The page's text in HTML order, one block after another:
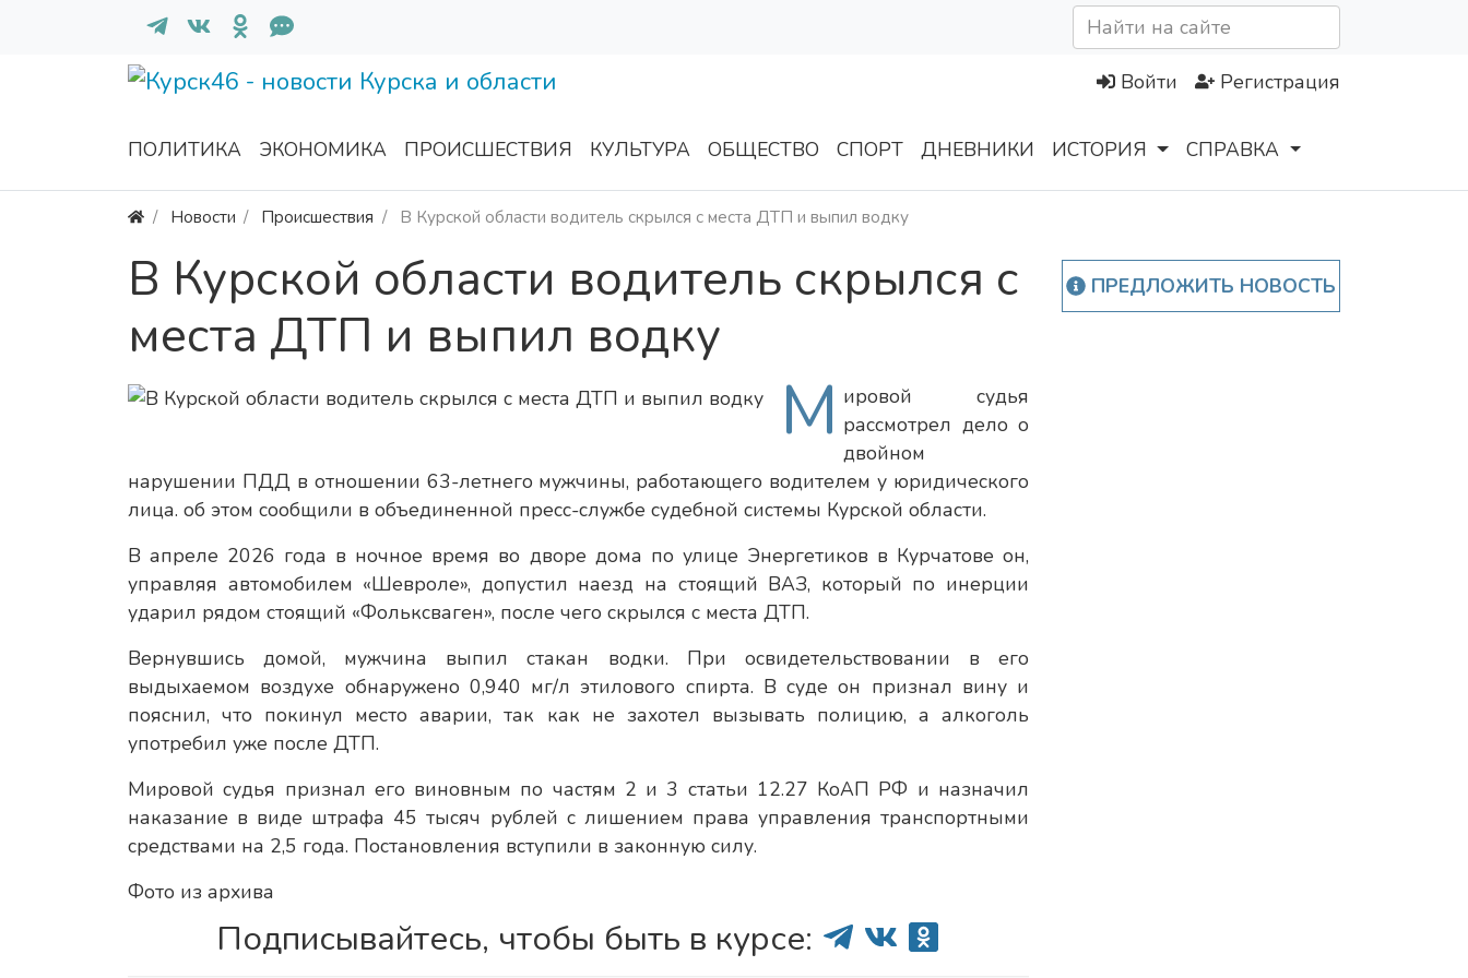
Войти Регистрация
ПОЛИТИКА ЭКОНОМИКА ПРОИСШЕСТВИЯ КУЛЬТУРА ОБЩЕСТВО СПОРТ ДНЕВНИКИ ИСТОРИЯ СПРАВКА
Новости Происшествия В Курской области водитель скрылся с места ДТП и выпил водку
В Курской области водитель скрылся с
места ДТП и выпил водку
М ировой судья
рассмотрел дело о
двойном
нарушении ПДД в отношении 63-летнего мужчины, работающего водителем у юридического
лица. об этом сообщили в объединенной пресс-службе судебной системы Курской области.
В апреле 2026 года в ночное время во дворе дома по улице Энергетиков в Курчатове он,
управляя автомобилем «Шевроле», допустил наезд на стоящий ВАЗ, который по инерции
ударил рядом стоящий «Фольксваген», после чего скрылся с места ДТП.
Вернувшись домой, мужчина выпил стакан водки. При освидетельствовании в его
выдыхаемом воздухе обнаружено 0,940 мг/л этилового спирта. В суде он признал вину и
пояснил, что покинул место аварии, так как не захотел вызывать полицию, а алкоголь
употребил уже после ДТП.
Мировой судья признал его виновным по частям 2 и 3 статьи 12.27 КоАП РФ и назначил
наказание в виде штрафа 45 тысяч рублей с лишением права управления транспортными
средствами на 2,5 года. Постановления вступили в законную силу.
Фото из архива
Подписывайтесь, чтобы быть в курсе:
ПРЕДЛОЖИТЬ НОВОСТЬ